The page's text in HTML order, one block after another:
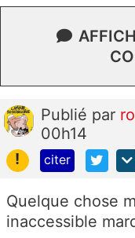
Publié par
00h14
!
citer
Quelque chose
inaccessible